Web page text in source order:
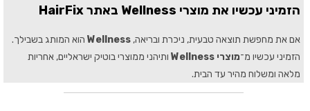
הזמיני עכשיו את מוצרי Wellness באתר HairFix
אם את מחפשת תוצאה טבעית, ניכרת ובריאה,Wellness הוא המותג בשבילך.
הזמיני עכשיו מ־מוצרי Wellness
ותיהני ממוצרי בוטיק ישראליים, אחריות
מלאה ומשלוח מהיר עד הבית.